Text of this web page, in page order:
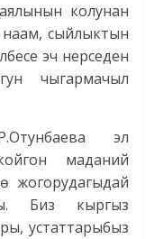
колунан
наам, сыйлыктын
эч нерседен
чыгармачыл
эл
маданий
жогорудагыдай
Биз кыргыз
устаттарыбыз